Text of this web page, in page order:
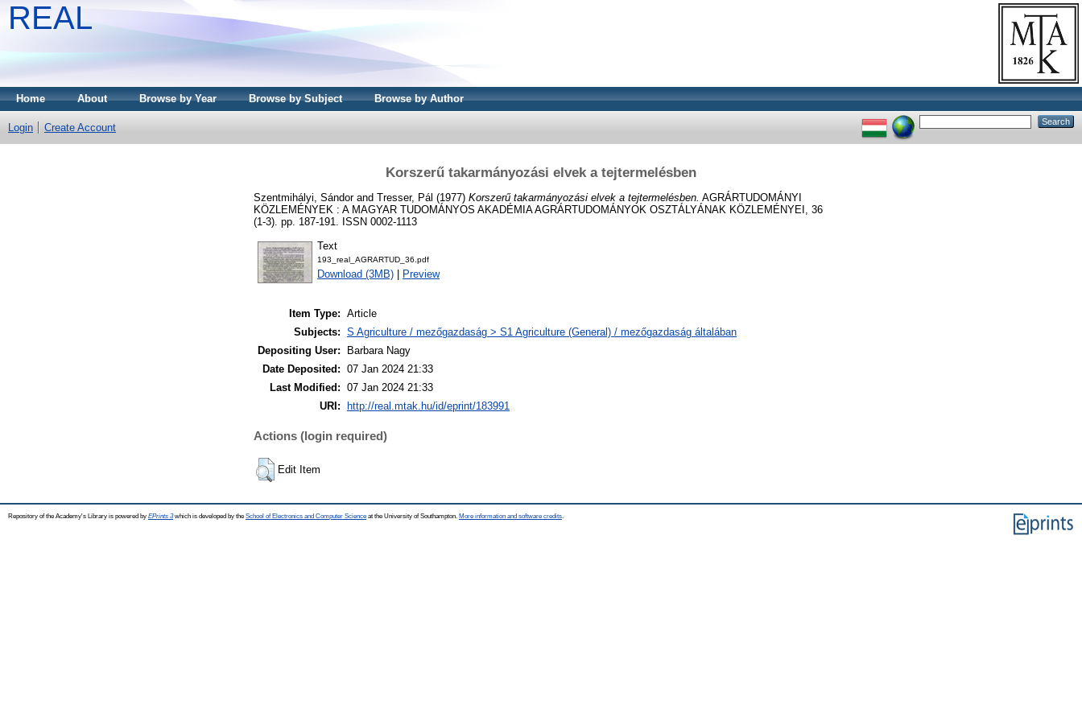
REAL
Home About Browse by Year Browse by Subject Browse by Author
Login Create Account
Korszerű takarmányozási elvek a tejtermelésben
Szentmihályi, Sándorand Tresser, Pál (1977) Korszerű takarmányozási elvek a tejtermelésben. AGRÁRTUDOMÁNYI
KÖZLEMÉNYEK : A MAGYAR TUDOMÁNYOS AKADÉMIA AGRÁRTUDOMÁNYOK OSZTÁLYÁNAK KÖZLEMÉNYEI, 36
(1-3). pp. 187-191. ISSN 0002-1113
Text
193_real_AGRARTUD_36.pdf
Download (3MB) Preview
Item Type: Article
Subjects: S Agriculture / mezőgazdaság > S1 Agriculture (General) / mezőgazdaság általában
Depositing User:
Barbara Nagy
Date Deposited: 07 Jan 2024 21:33
Last Modified: 07 Jan 2024 21:33
URI:
http://real.mtak.hu/id/eprint/183991
Actions (login required)
Edit Item
Repository of the Academy's Library is powered by EPrints 3which is developed by the School of Electronics and Computer Science at the University of Southampton. More information and software credits